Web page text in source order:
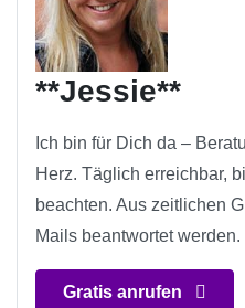
**Jessie**
Ich bin für Dich da –
Herz. Täglich erreichbar,
beachten. Aus zeitlichen
Mails beantwortet werden.
Gratis anrufen